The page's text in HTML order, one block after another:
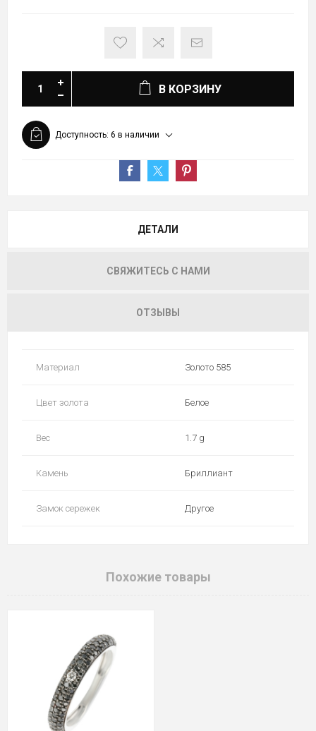
В КОРЗИНУ
Доступность: 6 в наличии
ДЕТАЛИ
СВЯЖИТЕСЬ С НАМИ
ОТЗЫВЫ
Материал Золото 585
Цвет золота Белое
Вес 1.7 g
Камень Бриллиант
Замок сережек Другое
Похожие товары